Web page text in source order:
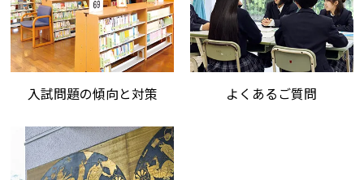
入試問題の傾向と対策 よくあるご質問